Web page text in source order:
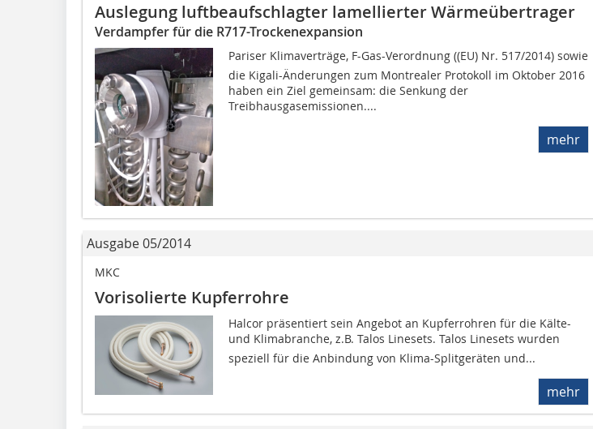
Auslegung luftbeaufschlagter lamellierter Wärmeübertrager
Verdampfer für die R717-Trockenexpansion
Pariser Klimaverträge, F-Gas-Verordnung ((EU) Nr. 517/2014) sowie
die Kigali-Änderungen zum Montrealer Protokoll im Oktober 2016
haben ein Ziel gemeinsam: die Senkung der
Treibhausgasemissionen....
mehr
Ausgabe 05/2014
MKC
Vorisolierte Kupferrohre
Halcor präsentiert sein Angebot an Kupferrohren für die Kälte-
und Klimabranche, z.B. Talos Linesets. Talos Linesets wurden
speziell für die Anbindung von Klima-Splitgeräten und...
mehr